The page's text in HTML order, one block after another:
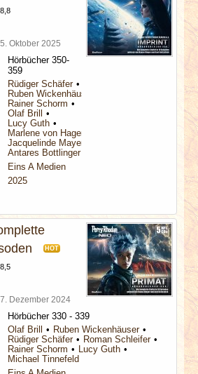
8,8
Oktober 2025
Hörbücher 350-
359
Rüdiger Schäfer
Ruben Wickenhäuser
Rainer Schorm
Olaf Brill
Lucy Guth
Marlene von Hagen
Jacquelinde Mayerhofer
Antares Bottlinger
Eins A Medien
2025
HOT
8,5
Dezember 2024
Hörbücher 330 - 339
Olaf Brill
Ruben Wickenhäuser
Rüdiger Schäfer
Roman Schleifer
Rainer Schorm
Lucy Guth
Michael Tinnefeld